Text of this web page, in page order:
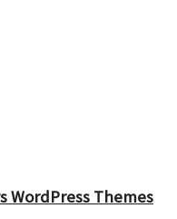
WordPress Themes